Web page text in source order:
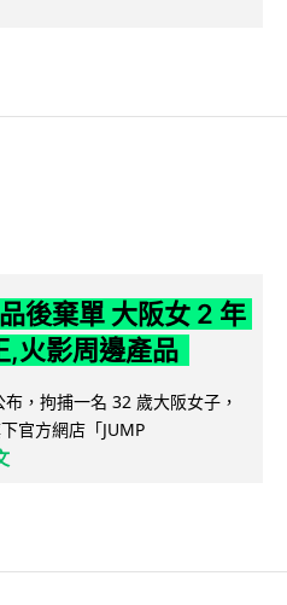
後棄單 大阪女 2 年
,火影周邊產品
，拘捕一名 32 歲大阪女子，
官方網店「JUMP